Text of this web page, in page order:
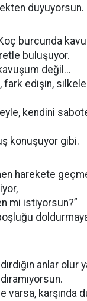
duyuyorsun.
burcunda
buluşuyor.
değil…
fark edişin,
kendini
konuşuyor gibi.
harekete
mi istiyorsun?”
anlar olur
varsa, karşında